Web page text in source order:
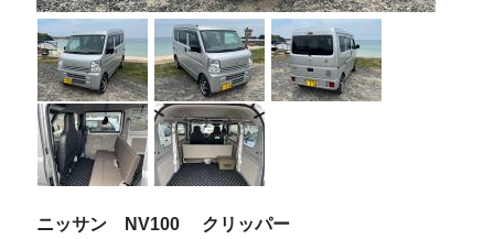
ニッサン NV100 クリッパー